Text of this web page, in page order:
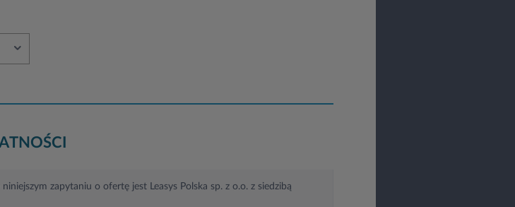
zapytaniu o ofertę jest Leasys Polska sp. z o.o. z siedzibą